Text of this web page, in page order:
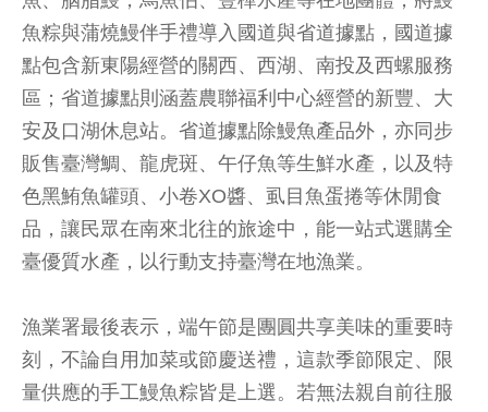
魚粽與蒲燒鰻伴手禮導入國道與省道據點，國道據
點包含新東陽經營的關西、西湖、南投及西螺服務
區；省道據點則涵蓋農聯福利中心經營的新豐、大
安及口湖休息站。省道據點除鰻魚產品外，亦同步
販售臺灣鯛、龍虎斑、午仔魚等生鮮水產，以及特
色黑鮪魚罐頭、小卷XO醬、虱目魚蛋捲等休閒食
品，讓民眾在南來北往的旅途中，能一站式選購全
臺優質水產，以行動支持臺灣在地漁業。
漁業署最後表示，端午節是團圓共享美味的重要時
刻，不論自用加菜或節慶送禮，這款季節限定、限
量供應的手工鰻魚粽皆是上選。若無法親自前往服